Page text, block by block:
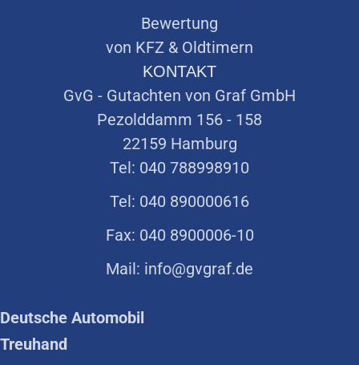
Bewertung
von KFZ & Oldtimern
KONTAKT
GvG - Gutachten von Graf GmbH
Pezolddamm 156 - 158
22159 Hamburg
Tel: 040 788998910
Tel: 040 890000616
Fax: 040 8900006-10
Mail: info@gvgraf.de
Deutsche Automobil
Treuhand